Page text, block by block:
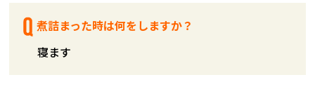
煮詰まった時は何をしますか？
寝ます